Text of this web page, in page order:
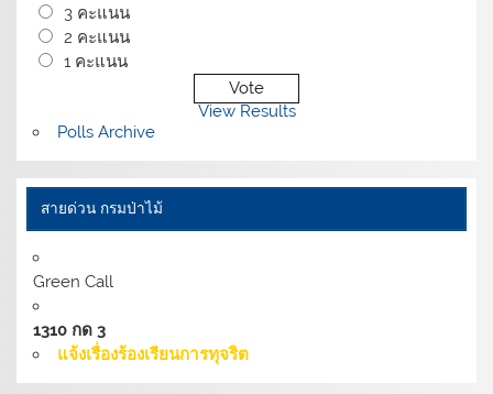
3 คะแนน
2 คะแนน
1 คะแนน
View Results
Polls Archive
สายด่วน กรมป่าไม้
Green Call
1310 กด 3
แจ้งเรื่องร้องเรียนการทุจริต